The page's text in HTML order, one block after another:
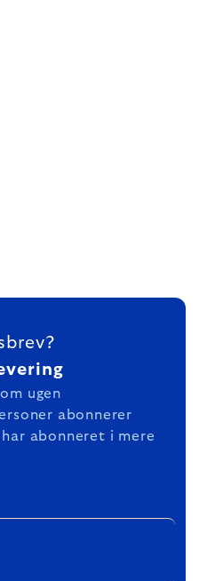
ugen
abonnerer
abonneret i mere